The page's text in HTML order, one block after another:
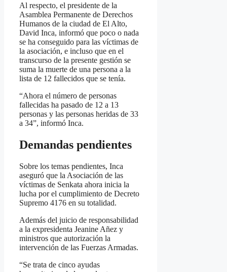
Al respecto, el presidente de la
Asamblea Permanente de Derechos
Humanos de la ciudad de El Alto,
David Inca, informó que poco o nada
se ha conseguido para las víctimas de
la asociación, e incluso que en el
transcurso de la presente gestión se
suma la muerte de una persona a la
lista de 12 fallecidos que se tenía.
“Ahora el número de personas
fallecidas ha pasado de 12 a 13
personas y las personas heridas de 33
a 34”, informó Inca.
Demandas pendientes
Sobre los temas pendientes, Inca
aseguró que la Asociación de las
víctimas de Senkata ahora inicia la
lucha por el cumplimiento de Decreto
Supremo 4176 en su totalidad.
Además del juicio de responsabilidad
a la expresidenta Jeanine Añez y
ministros que autorización la
intervención de las Fuerzas Armadas.
“Se trata de cinco ayudas